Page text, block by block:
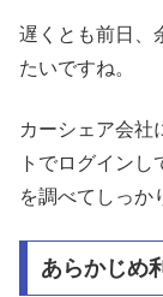
遅くとも前日、
たいですね。
カーシェア会社
トでログイン
を調べてしっか
あらかじめ